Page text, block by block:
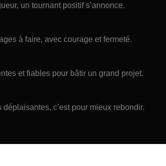
un tournant positif s’annonce.
à faire, avec courage et fermeté.
et fiables pour bâtir un grand projet.
c’est pour mieux rebondir.